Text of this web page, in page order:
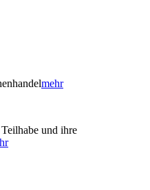
mehr
und ihre